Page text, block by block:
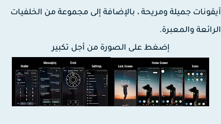
جميلة ومريحة ، بالإضافة إلى مجموعة من الخلفيات
والمعبرة.
إضغط على الصورة من أجل تكبير